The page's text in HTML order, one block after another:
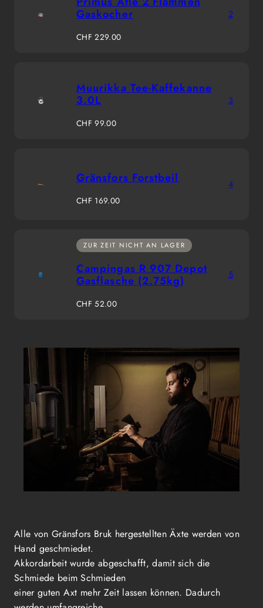
Gaskocher
Regulärer
CHF 229.00
2
Muurikka Tee-Kaffekanne
3.0L
Regulärer
CHF 99.00
3
Gränsfors Forstbeil
Regulärer
CHF 169.00
4
ZUR ZEIT NICHT AN LAGER
Campingas R 907 Depot
Gasflasche (2.75kg)
Regulärer
CHF 52.00
5
Alle von Gränsfors Bruk hergestellten Äxte werden von
Hand geschmiedet.
Akkordarbeit wurde abgeschafft, damit sich die
Schmiede beim Schmieden
einer guten Axt mehr Zeit lassen können. Dadurch